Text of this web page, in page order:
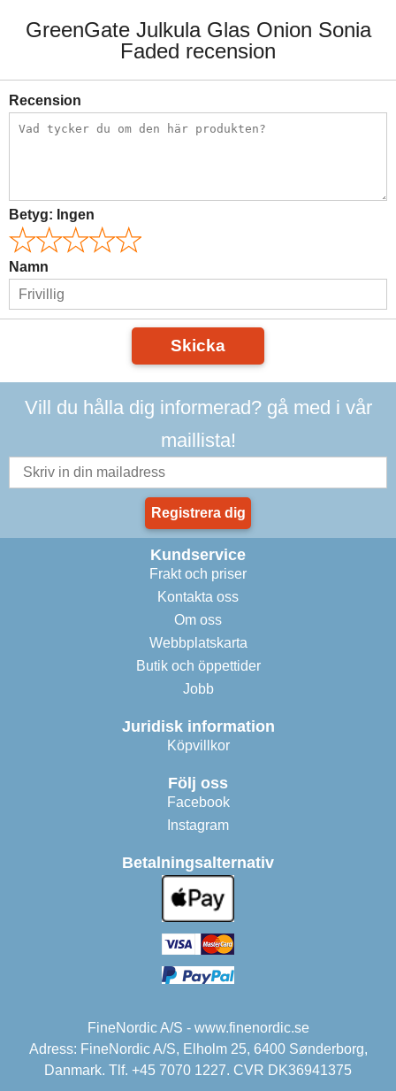
GreenGate Julkula Glas Onion Sonia
Faded recension
Recension
Betyg: Ingen
Namn
Skicka
Vill du hålla dig informerad? gå med i vår
maillista!
Registrera dig
Kundservice
Frakt och priser
Kontakta oss
Om oss
Webbplatskarta
Butik och öppettider
Jobb
Juridisk information
Köpvillkor
Följ oss
Facebook
Instagram
Betalningsalternativ
FineNordic A/S - www.finenordic.se
Adress: FineNordic A/S, Elholm 25, 6400 Sønderborg,
Danmark. Tlf. +45 7070 1227. CVR DK36941375